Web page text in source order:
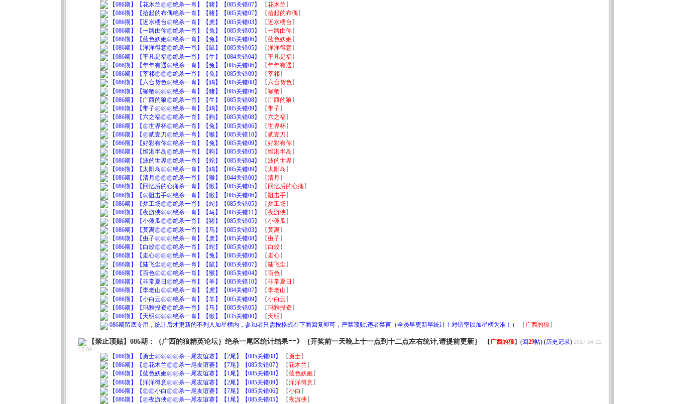
【086期】【花木兰㊣㊣绝杀一肖】【猪】【085关错07】
【花木兰 】
【086期】【拾起的布偶绝杀一肖】【猪】【085关错07】
【拾起的布偶】
【086期】【近水楼台㊣绝杀一肖】【虎】【085关错03】
【近水楼台 】
【086期】【一路由你㊣绝杀一肖】【兔】【085关错05】
【一路由你】
【086期】【蓝色妖姬㊣绝杀一肖】【兔】【085关错06】
【蓝色妖姬】
【086期】【洋洋得意㊣绝杀一肖】【鼠】【085关错05】
【洋洋得意】
【086期】【平凡是福㊣绝杀一肖】【牛】【084关错04】
【平凡是福】
【086期】【年年有遇㊣绝杀一肖】【兔】【085关错06】
【年年有遇 】
【086期】【莘祁㊣㊣㊣绝杀一肖】【兔】【085关错09】
【莘祁】
【086期】【六合货色㊣绝杀一肖】【鸡】【085关错08】
【六合货色】
【086期】【蟛蟹㊣㊣㊣绝杀一肖】【猪】【085关错06】
【蟛蟹】
【086期】【广西的狼㊣绝杀一肖】【牛】【085关错08】
【 广西的狼 】
【086期】【带子㊣㊣㊣绝杀一肖】【鸡】【085关错09】
【带子】
【086期】【六之福㊣㊣绝杀一肖】【狗】【085关错08】
【六之福】
【086期】【㊣世界杯㊣绝杀一肖】【兔】【085关错06】
【世界杯】
【086期】【㊣贰壹刀㊣绝杀一肖】【猴】【085关错10】
【贰壹刀 】
【086期】【好彩有你㊣绝杀一肖】【兔】【085关错09】
【好彩有你】
【086期】【维港半岛㊣绝杀一肖】【狗】【085关错05】
【维港半岛 】
【086期】【波的世界㊣绝杀一肖】【蛇】【085关错04】
【波的世界】
【086期】【太阳岛㊣㊣绝杀一肖】【鸡】【085关错09】
【太阳岛 】
【086期】【清月㊣㊣㊣绝杀一肖】【猴】【044关错00】
【清月 】
【086期】【回忆后的心痛杀一肖】【猴】【085关错05】
【 回忆后的心痛 】
【086期】【㊣阻击手㊣绝杀一肖】【猴】【085关错06】
【阻击手】
【086期】【梦工场㊣㊣绝杀一肖】【蛇】【085关错05】
【梦工场】
【086期】【夜游侠㊣㊣绝杀一肖】【马】【085关错11】
【夜游侠】
【086期】【小傻瓜㊣㊣绝杀一肖】【猪】【085关错05】
【小傻瓜 】
【086期】【莫离㊣㊣㊣绝杀一肖】【马】【085关错03】
【莫离】
【086期】【虫子㊣㊣㊣绝杀一肖】【虎】【085关错08】
【 虫子】
【086期】【白蛟㊣㊣㊣绝杀一肖】【蛇】【085关错09】
【白蛟】
【086期】【走心㊣㊣㊣绝杀一肖】【兔】【085关错06】
【 走心】
【086期】【陆飞尘㊣㊣绝杀一肖】【鼠】【085关错07】
【陆飞尘 】
【086期】【百色㊣㊣㊣绝杀一肖】【猴】【085关错04】
【百色】
【086期】【非常夏日㊣绝杀一肖】【羊】【085关错10】
【非常夏日 】
【086期】【李老山㊣㊣绝杀一肖】【虎】【084关错07】
【李老山 】
【086期】【小白云㊣㊣绝杀一肖】【羊】【085关错09】
【小白云】
【086期】【玛雅投资㊣绝杀一肖】【马】【085关错05】
【玛雅投资】
【086期】【天明㊣㊣㊣绝杀一肖】【猴】【035关错00】
【 天明 】
086期留底专用，统计后才更新的不列入加星榜内，参加者只需按格式在下面回复即可，严禁顶贴,违者禁言（全员早更新早统计！对错率以加星榜为准！）
【 广西的狼 】
【禁止顶贴】086期：｛广西的狼精英论坛｝绝杀一尾区统计结果==》｛开奖前一天晚上十一点到十二点左右统计,请提前更新｝ 【广西的狼】(回29帖) (历史记录) 2017-04-22
17:09
【086期】【勇士㊣㊣㊣㊣杀一尾友谊赛】【2尾】【085关错08】 【 勇士】
【086期】【㊣花木兰㊣㊣杀一尾友谊赛】【7尾】【085关错07】
【花木兰 】
【086期】【蓝色妖姬㊣㊣杀一尾友谊赛】【1尾】【085关错08】
【蓝色妖姬】
【086期】【洋洋得意㊣㊣杀一尾友谊赛】【2尾】【085关错09】
【洋洋得意】
【086期】【㊣㊣小白㊣㊣杀一尾友谊赛】【7尾】【085关错06】
【小白 】
【086期】【㊣夜游侠㊣㊣杀一尾友谊赛】【1尾】【085关错05】
【夜游侠】